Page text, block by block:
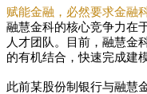
赋能金融，必然要求金融
融慧金科的核心竞争力在
人才团队。目前，融慧金
的有机结合，快速完成建
此前某股份制银行与融慧